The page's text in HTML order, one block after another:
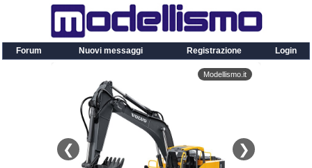
Forum Nuovi messaggi Registrazione Login